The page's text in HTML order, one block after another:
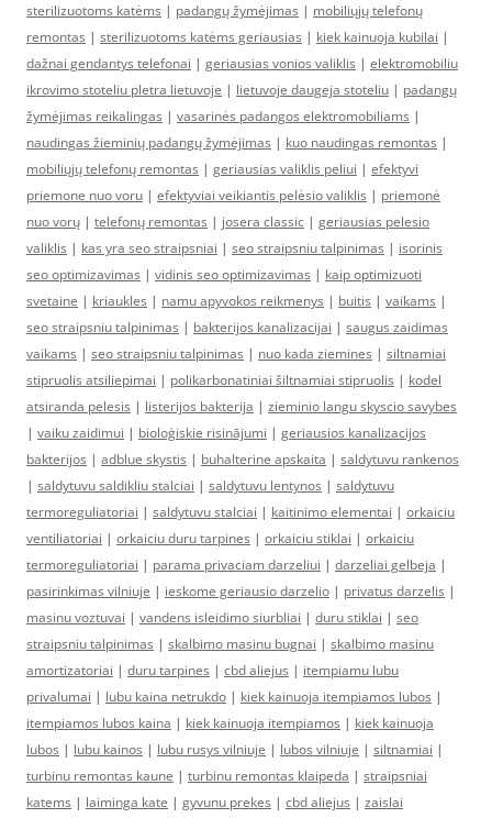
sterilizuotoms katėms | padangų žymėjimas | mobiliųjų telefonų
remontas | sterilizuotoms katėms geriausias | kiek kainuoja kubilai |
dažnai gendantys telefonai | geriausias vonios valiklis | elektromobiliu
ikrovimo stoteliu pletra lietuvoje | lietuvoje daugeja stoteliu | padangų
žymėjimas reikalingas | vasarinės padangos elektromobiliams |
naudingas žieminių padangų žymėjimas | kuo naudingas remontas |
mobiliųjų telefonų remontas | geriausias valiklis peliui | efektyvi
priemone nuo voru | efektyviai veikiantis pelėsio valiklis | priemonė
nuo vorų | telefonų remontas | josera classic | geriausias pelesio
valiklis | kas yra seo straipsniai | seo straipsniu talpinimas | isorinis
seo optimizavimas | vidinis seo optimizavimas | kaip optimizuoti
svetaine | kriaukles | namu apyvokos reikmenys | buitis | vaikams |
seo straipsniu talpinimas | bakterijos kanalizacijai | saugus zaidimas
vaikams | seo straipsniu talpinimas | nuo kada ziemines | siltnamiai
stipruolis atsiliepimai | polikarbonatiniai šiltnamiai stipruolis | kodel
atsiranda pelesis | listerijos bakterija | zieminio langu skyscio savybes
| vaiku zaidimui | bioloģiskie risinājumi | geriausios kanalizacijos
bakterijos | adblue skystis | buhalterine apskaita | saldytuvu rankenos
| saldytuvu saldikliu stalciai | saldytuvu lentynos | saldytuvu
termoreguliatoriai | saldytuvu stalciai | kaitinimo elementai | orkaiciu
ventiliatoriai | orkaiciu duru tarpines | orkaiciu stiklai | orkaiciu
termoreguliatoriai | parama privaciam darzeliui | darzeliai gelbeja |
pasirinkimas vilniuje | ieskome geriausio darzelio | privatus darzelis |
masinu voztuvai | vandens isleidimo siurbliai | duru stiklai | seo
straipsniu talpinimas | skalbimo masinu bugnai | skalbimo masinu
amortizatoriai | duru tarpines | cbd aliejus | itempiamu lubu
privalumai | lubu kaina netrukdo | kiek kainuoja itempiamos lubos |
itempiamos lubos kaina | kiek kainuoja itempiamos | kiek kainuoja
lubos | lubu kainos | lubu rusys vilniuje | lubos vilniuje | siltnamiai |
turbinu remontas kaune | turbinu remontas klaipeda | straipsniai
katems | laiminga kate | gyvunu prekes | cbd aliejus | zaislai